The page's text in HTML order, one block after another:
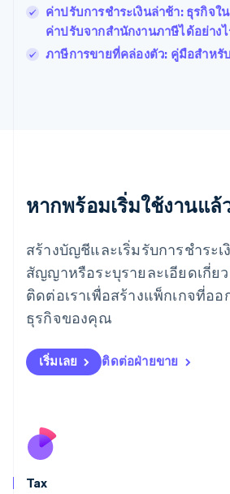
ค่าปรับการชำระเงินล่าช้า: ธุรกิจใ
ค่าปรับจากสำนักงานภาษีได้อย่าง
ภาษีการขายที่คล่องตัว: คู่มือสําหรั
หากพร้อมเริ่มใช้งานแล้
สร้างบัญชีและเริ่มรับการชำระ
สัญญาหรือระบุรายละเอียดเกี่ย
ติดต่อเราเพื่อสร้างแพ็กเกจที่ออ
ธุรกิจของคุณ
เริ่มเลย ติดต่อฝ่ายขาย
Tax
ฝรั่งเศส
FrançaisEnglish
EnglishSvenska
เยอรมนี
โรมาเนีย
English
ลักเซมเบิร์ก
FrançaisDeutschEnglish
ลัตเวีย
English
Deutsch English
ลิทัวเนีย
สโลวาเกีย
English